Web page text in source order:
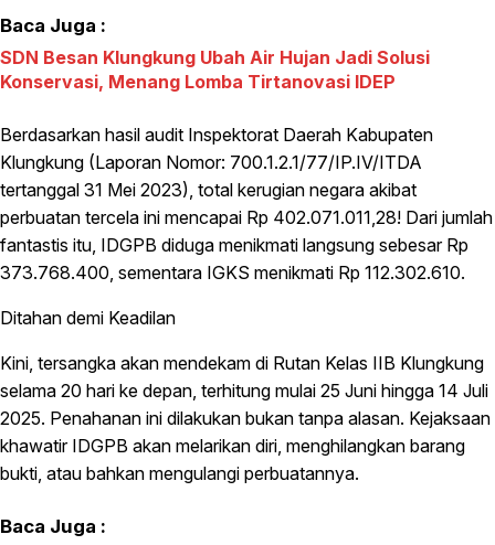
Baca Juga :
SDN Besan Klungkung Ubah Air Hujan Jadi Solusi
Konservasi, Menang Lomba Tirtanovasi IDEP
Berdasarkan hasil audit Inspektorat Daerah Kabupaten
Klungkung (Laporan Nomor: 700.1.2.1/77/IP.IV/ITDA
tertanggal 31 Mei 2023), total kerugian negara akibat
perbuatan tercela ini mencapai Rp 402.071.011,28! Dari jumlah
fantastis itu, IDGPB diduga menikmati langsung sebesar Rp
373.768.400, sementara IGKS menikmati Rp 112.302.610.
Ditahan demi Keadilan
Kini, tersangka akan mendekam di Rutan Kelas IIB Klungkung
selama 20 hari ke depan, terhitung mulai 25 Juni hingga 14 Juli
2025. Penahanan ini dilakukan bukan tanpa alasan. Kejaksaan
khawatir IDGPB akan melarikan diri, menghilangkan barang
bukti, atau bahkan mengulangi perbuatannya.
Baca Juga :